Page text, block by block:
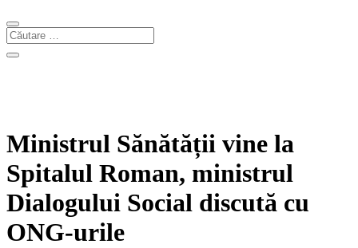
Ministrul Sănătății vine la
Spitalul Roman, ministrul
Dialogului Social discută cu
ONG-urile